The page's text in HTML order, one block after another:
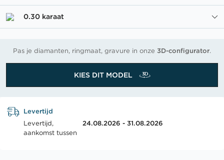
0.30 karaat
Pas je diamanten, ringmaat, gravure in onze 3D-configurator.
KIES DIT MODEL
Levertijd
Levertijd,
aankomst tussen
24.08.2026 - 31.08.2026